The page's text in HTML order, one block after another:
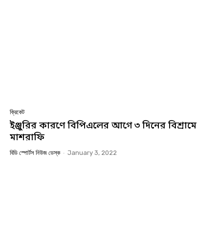
ক্রিকেট
ইঞ্জুরির কারণে বিপিএলের আগে ৩ দিনের বিশ্রামে
মাশরাফি
বিডি স্পোর্টস নিউজ ডেস্ক - January 3, 2022